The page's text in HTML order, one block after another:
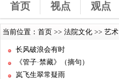
首页 视点 观点
当前位置： 首页 >> 法院文化 >> 艺术
长风破浪会有时
《管子·禁藏》（摘句）
岚飞生翠常疑雨